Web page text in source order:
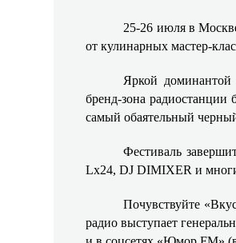
25-26 июля в
от кулинарных мастер-
Яркой доминантой
бренд‑зона
самый обаятельный
Фестиваль
Lx24, DJ DIMIXER и
Почувствуйте
радио выступает